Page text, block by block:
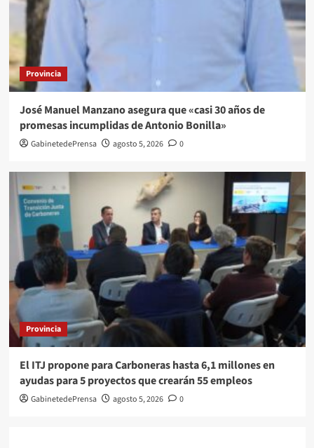
Provincia
José Manuel Manzano asegura que «casi 30 años de
promesas incumplidas de Antonio Bonilla»
GabinetedePrensa agosto 5, 2026 0
Provincia
El ITJ propone para Carboneras hasta 6,1 millones en
ayudas para 5 proyectos que crearán 55 empleos
GabinetedePrensa agosto 5, 2026 0